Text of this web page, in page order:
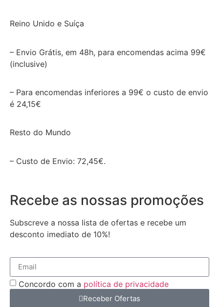
Reino Unido e Suíça
– Envio Grátis, em 48h, para encomendas acima 99€
(inclusive)
– Para encomendas inferiores a 99€ o custo de envio
é 24,15€
Resto do Mundo
– Custo de Envio: 72,45€.
Recebe as nossas promoções
Subscreve a nossa lista de ofertas e recebe um
desconto imediato de 10%!
Concordo com a política de privacidade
Receber Ofertas